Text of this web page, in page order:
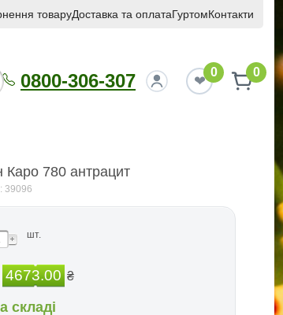
товаруДоставка та оплатаГуртомКонтакти
0800-306-307 0 0
Каро 780 антрацит
39096
шт.
4673.00 ₴
складі